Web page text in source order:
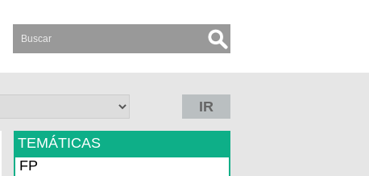
IR
TEMÁTICAS
FP